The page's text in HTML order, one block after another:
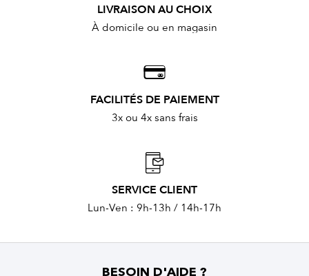
LIVRAISON AU CHOIX
À domicile ou en magasin
FACILITÉS DE PAIEMENT
3x ou 4x sans frais
SERVICE CLIENT
Lun-Ven : 9h-13h / 14h-17h
BESOIN D'AIDE ?